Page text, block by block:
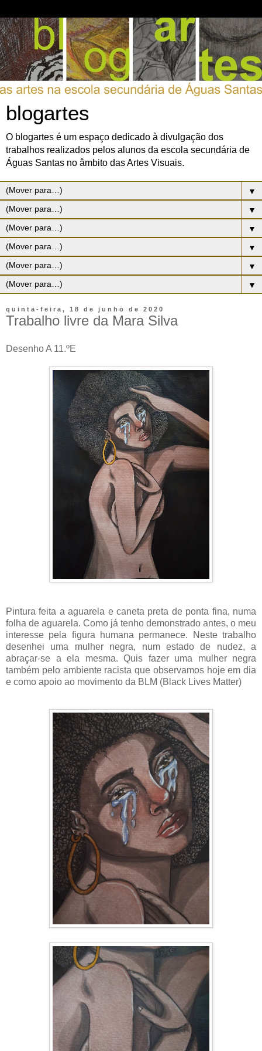
blogartes
O blogartes é um espaço dedicado à divulgação dos
trabalhos realizados pelos alunos da escola secundária de
Águas Santas no âmbito das Artes Visuais.
▼
▼
▼
▼
▼
▼
quinta-feira, 18 de junho de 2020
Trabalho livre da Mara Silva
Desenho A 11.ºE
Pintura feita a aguarela e caneta preta de ponta fina, numa
folha de aguarela. Como já tenho demonstrado antes, o meu
interesse pela figura humana permanece. Neste trabalho
desenhei uma mulher negra, num estado de nudez, a
abraçar-se a ela mesma. Quis fazer uma mulher negra
também pelo ambiente racista que observamos hoje em dia
e como apoio ao movimento da BLM (Black Lives Matter)